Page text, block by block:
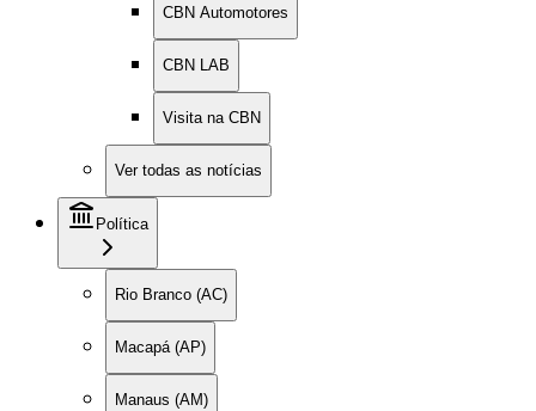
CBN Automotores
CBN LAB
Visita na CBN
Ver todas as notícias
Política
Rio Branco (AC)
Macapá (AP)
Manaus (AM)